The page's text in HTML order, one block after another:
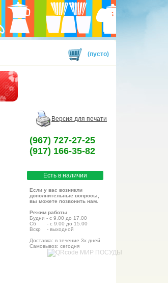
(пусто)
Версия для печати
(967) 727-27-25
(917) 166-35-82
Есть в наличии
Если у вас возникли
дополнительные вопросы,
вы можете позвонить нам.
Режим работы
Будни - с 9.00 до 17.00
Сб - с 9.00 до 15.00
Вскр - выходной
Доставка: в течение 3х дней
Самовывоз: сегодня